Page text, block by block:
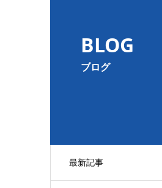
BLOG
ブログ
最新記事